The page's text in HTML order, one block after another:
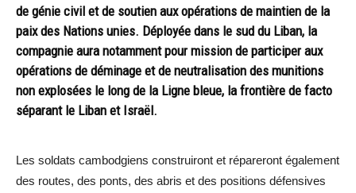
de génie civil et de soutien aux opérations de maintien de la
paix des Nations unies. Déployée dans le sud du Liban, la
compagnie aura notamment pour mission de participer aux
opérations de déminage et de neutralisation des munitions
non explosées le long de la Ligne bleue, la frontière de facto
séparant le Liban et Israël.
Les soldats cambodgiens construiront et répareront également
des routes, des ponts, des abris et des positions défensives